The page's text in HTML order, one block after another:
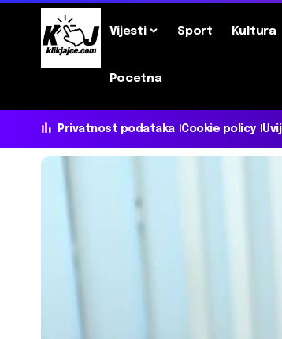
Vijesti Sport Kultura
Pocetna
Privatnost podataka Cookie policy